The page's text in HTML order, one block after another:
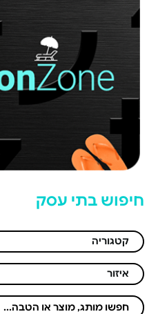
חיפוש בתי עסק
קטגוריה
איזור